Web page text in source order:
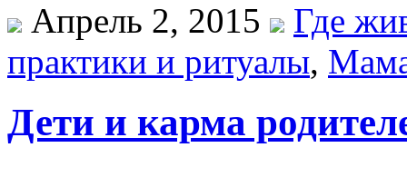
Апрель 2, 2015
Где
практики и ритуалы,
Дети и карма